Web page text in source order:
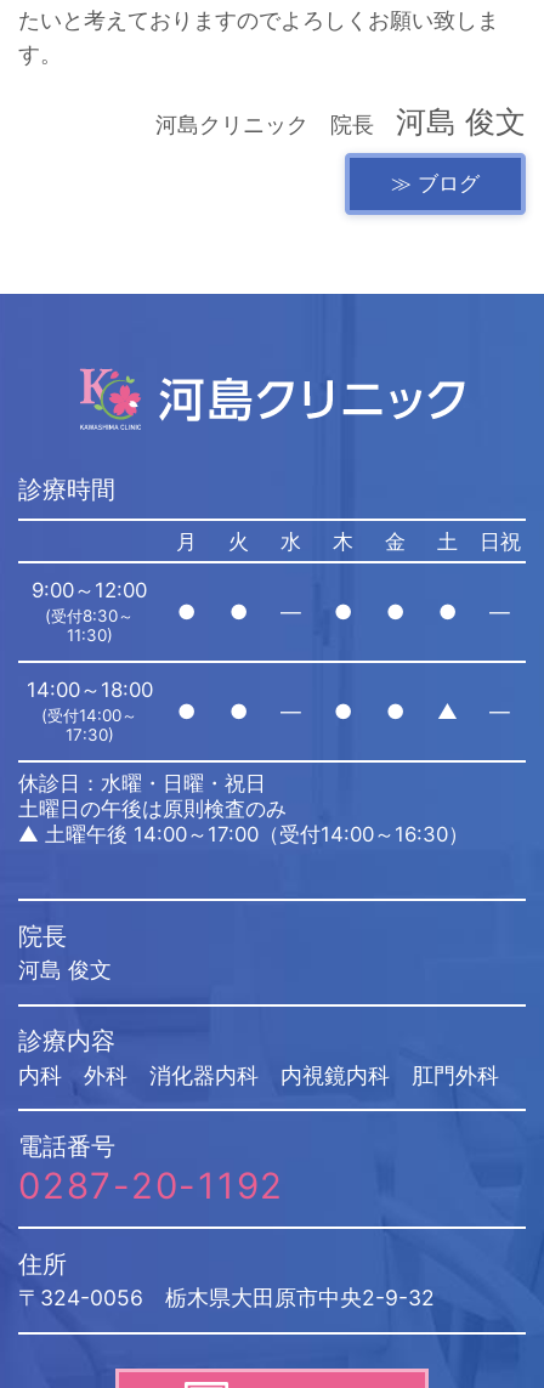
たいと考えておりますのでよろしくお願い致しま
す。
河島クリニック 院長 河島 俊文
≫ ブログ
診療時間
休診日：水曜・日曜・祝日
土曜日の午後は原則検査のみ
▲ 土曜午後 14:00～17:00（受付14:00～16:30）
月 火 水 木 金 土
日祝
9:00～12:00
(受付8:30～
11:30)
● ● ― ● ● ● ―
14:00～18:00
(受付14:00～
17:30)
● ● ― ● ● ▲ ―
院長
河島 俊文
診療内容
内科 外科 消化器内科 内視鏡内科 肛門外科
電話番号
0287-20-1192
住所
〒324-0056 栃木県大田原市中央2-9-32